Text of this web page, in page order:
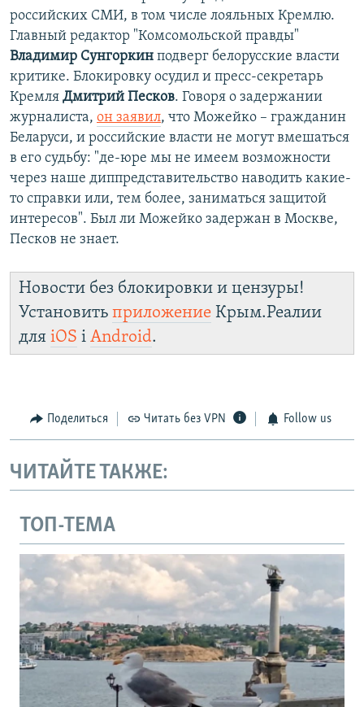
российских СМИ, в том числе лояльных Кремлю.
Главный редактор "Комсомольской правды"
Владимир Сунгоркин подверг белорусские власти
критике. Блокировку осудил и пресс-секретарь
Кремля Дмитрий Песков. Говоря о задержании
журналиста, он заявил, что Можейко – гражданин
Беларуси, и российские власти не могут вмешаться
в его судьбу: "де-юре мы не имеем возможности
через наше диппредставительство наводить какие-
то справки или, тем более, заниматься защитой
интересов". Был ли Можейко задержан в Москве,
Песков не знает.
Новости без блокировки и цензуры!
Установить приложение Крым.Реалии
для iOS і Android.
Поделиться Читать без VPN Follow us
ЧИТАЙТЕ ТАКЖЕ:
ТОП-ТЕМА